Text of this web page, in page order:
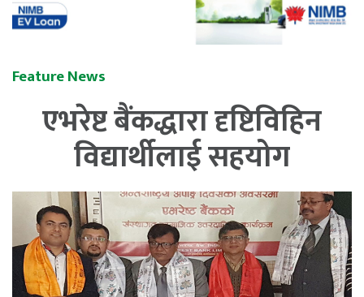
Feature News
एभरेष्ट बैंकद्धारा दृष्टिविहिन
विद्यार्थीलाई सहयोग